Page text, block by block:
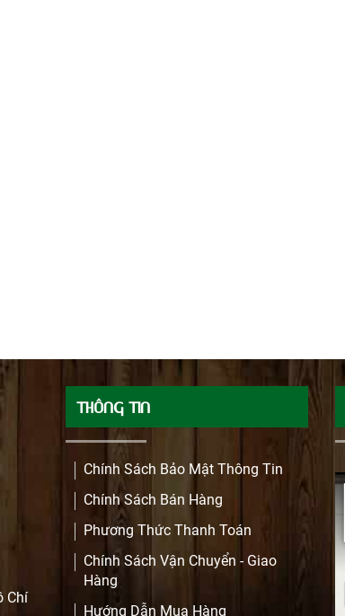
Chí
THÔNG TIN
Chính Sách Bảo Mật Thông Tin
Chính Sách Bán Hàng
Phương Thức Thanh Toán
Chính Sách Vận Chuyển - Giao
Hàng
Hướng Dẫn Mua Hàng